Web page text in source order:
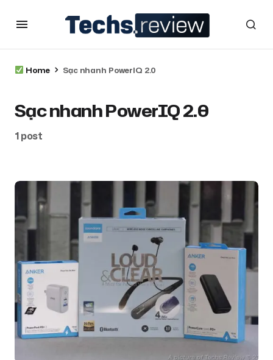
Home Sạc nhanh PowerIQ 2.0
Sạc nhanh PowerIQ 2.0
1 post